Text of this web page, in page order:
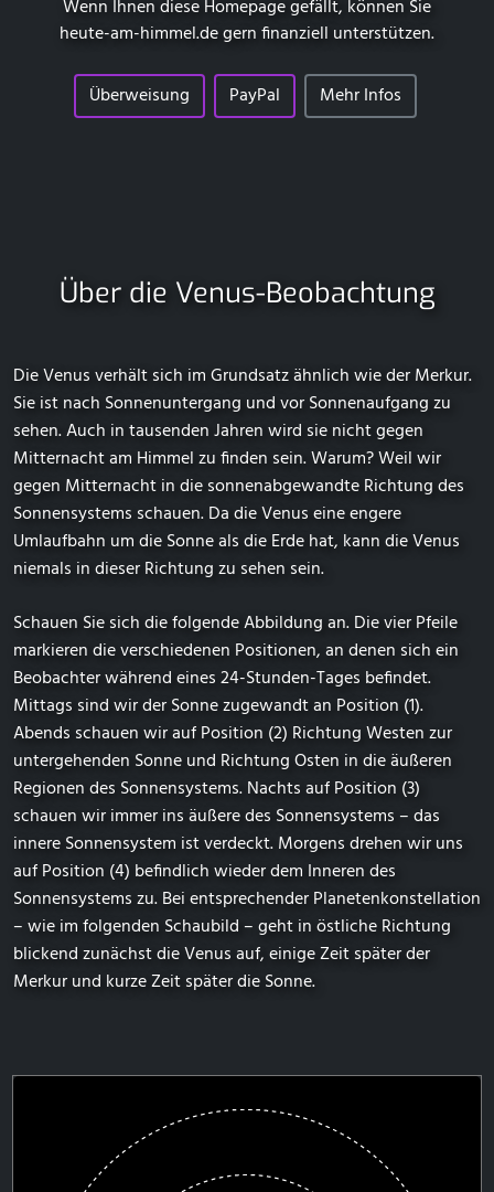
Wenn Ihnen diese Homepage gefällt, können Sie
heute-am-himmel.degern finanziell unterstützen.
Überweisung PayPal Mehr Infos
Über die Venus-Beobachtung
Die Venus verhält sich im Grundsatz ähnlich wie der Merkur.
Sie ist nach Sonnenuntergang und vor Sonnenaufgang zu
sehen. Auch in tausenden Jahren wird sie nicht gegen
Mitternacht am Himmel zu finden sein. Warum? Weil wir
gegen Mitternacht in die sonnenabgewandte Richtung des
Sonnensystems schauen. Da die Venus eine engere
Umlaufbahn um die Sonne als die Erde hat, kann die Venus
niemals in dieser Richtung zu sehen sein.
Schauen Sie sich die folgende Abbildung an. Die vier Pfeile
markieren die verschiedenen Positionen, an denen sich ein
Beobachter während eines 24-Stunden-Tages befindet.
Mittags sind wir der Sonne zugewandt an Position (1).
Abends schauen wir auf Position (2) Richtung Westen zur
untergehenden Sonne und Richtung Osten in die äußeren
Regionen des Sonnensystems. Nachts auf Position (3)
schauen wir immer ins äußere des Sonnensystems – das
innere Sonnensystem ist verdeckt. Morgens drehen wir uns
auf Position (4) befindlich wieder dem Inneren des
Sonnensystems zu. Bei entsprechender Planetenkonstellation
– wie im folgenden Schaubild – geht in östliche Richtung
blickend zunächst die Venus auf, einige Zeit später der
Merkur und kurze Zeit später die Sonne.